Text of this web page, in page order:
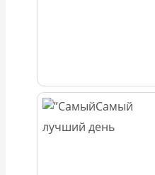
Самый
лучший день